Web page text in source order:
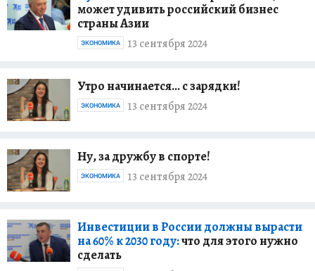
может удивить российский бизнес
страны Азии
13 сентября 2024
ЭКОНОМИКА
Утро начинается… с зарядки!
13 сентября 2024
ЭКОНОМИКА
Ну, за дружбу в спорте!
13 сентября 2024
ЭКОНОМИКА
Инвестиции в России должны вырасти
на 60% к 2030 году:что для этого нужно
сделать